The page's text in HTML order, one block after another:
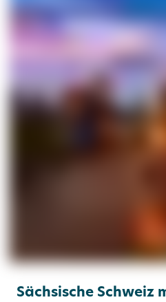
Sächsische Schweiz